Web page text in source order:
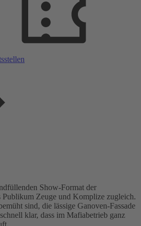
Show-Format der
Publikum Zeuge und Komplize zugleich.
sind, die lässige Ganoven-Fassade
klar, dass im Mafiabetrieb ganz